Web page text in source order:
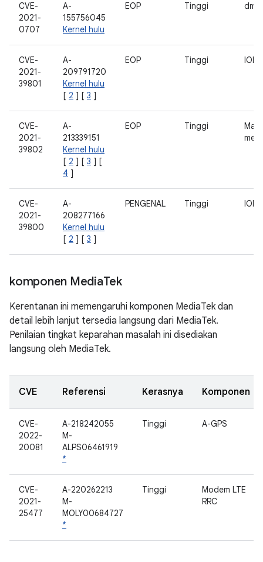
CVE-
2021-
0707
A-
155756045
Kernel hulu
EOP Tinggi
CVE-
2021-
39801
A-
209791720
Kernel hulu
[ 2 ] [ 3 ]
EOP Tinggi ION
CVE-
2021-
39802
A-
213339151
Kernel hulu
[ 2 ] [ 3 ] [
4 ]
EOP Tinggi
CVE-
2021-
39800
A-
208277166
Kernel hulu
[ 2 ] [ 3 ]
PENGENAL Tinggi ION
komponen MediaTek
Kerentanan ini memengaruhi komponen MediaTek dan
detail lebih lanjut tersedia langsung dari MediaTek.
Penilaian tingkat keparahan masalah ini disediakan
langsung oleh MediaTek.
CVE Referensi Kerasnya Komponen
CVE-
2022-
20081
A-218242055
M-
ALPS06461919
*
Tinggi A-GPS
CVE-
2021-
25477
A-220262213
M-
MOLY00684727
*
Tinggi
Modem LTE
RRC